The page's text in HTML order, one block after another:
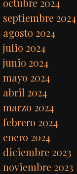
octubre 2024
septiembre 2024
agosto 2024
julio 2024
junio 2024
mayo 2024
abril 2024
marzo 2024
febrero 2024
enero 2024
diciembre 2023
noviembre 2023